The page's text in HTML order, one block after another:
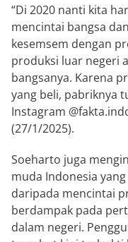
“Di 2020 nanti kita
mencintai bangsa
kesemsem dengan
produksi luar negeri
bangsanya. Karena
yang beli, pabriknya
Instagram
(27/1/2025).
Soeharto juga
muda Indonesia
daripada mencintai
berdampak pada
dalam negeri.